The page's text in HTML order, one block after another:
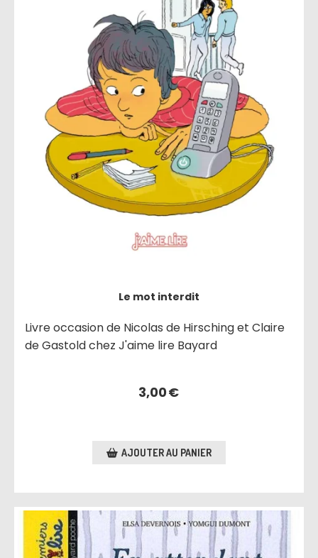
Le mot interdit
Livre occasion de Nicolas de Hirsching et Claire
de Gastold chez J'aime lire Bayard
3,00€
AJOUTER AU PANIER